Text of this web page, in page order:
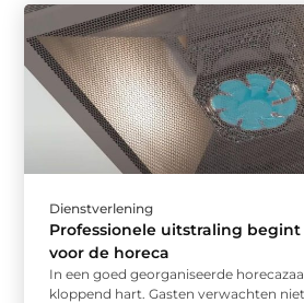
Dienstverlening
Professionele uitstraling
voor de horeca
In een goed georganiseerde
kloppend hart. Gasten verwachten